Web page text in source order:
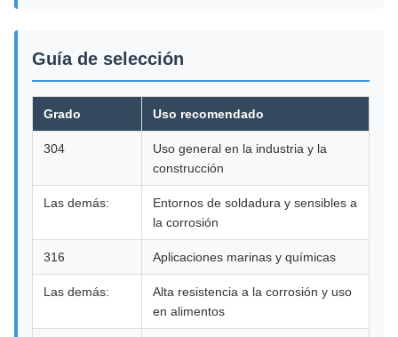
Guía de selección
Grado Uso recomendado
304
Uso general en la industria y la
construcción
Las demás:
Entornos de soldadura y sensibles a
la corrosión
316 Aplicaciones marinas y químicas
Las demás:
Alta resistencia a la corrosión y uso
en alimentos